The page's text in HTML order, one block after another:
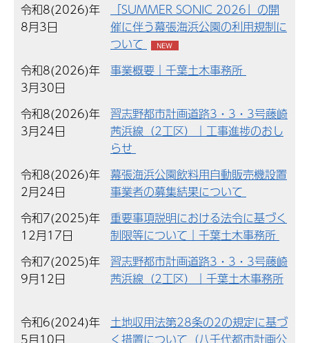
令和8(2026)年
8月3日
「SUMMER SONIC 2026」の開
催に伴う幕張海浜公園の利用規制に
ついて
令和8(2026)年
3月30日
事業概要｜千葉土木事務所
令和8(2026)年
3月24日
習志野都市計画道路3・3・3号藤崎
茜浜線（2工区）｜工事進捗のおし
らせ
令和8(2026)年
2月24日
幕張海浜公園飲料用自動販売機設置
事業者の募集結果について
令和7(2025)年
12月17日
重要事項説明における法令に基づく
制限等について｜千葉土木事務所
令和7(2025)年
9月12日
習志野都市計画道路3・3・3号藤崎
茜浜線（2工区）｜千葉土木事務所
令和6(2024)年
5月10日
土地収用法第28条の2の規定に基づ
く措置について（八千代都市計画公